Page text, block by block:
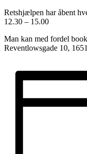
Retshjælpen har åbent
12.30 – 15.00
Man kan med fordel
Reventlowsgade 10,